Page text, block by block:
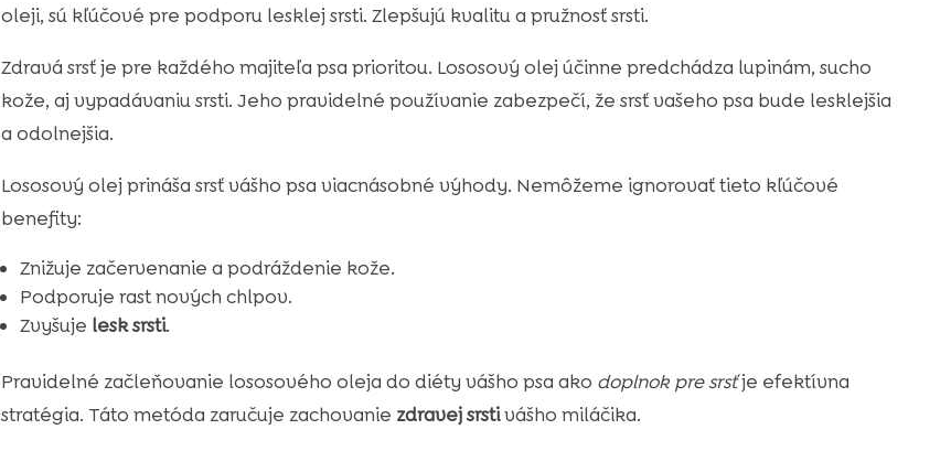
oleji, sú kľúčové pre podporu lesklej srsti. Zlepšujú kvalitu a pružnosť srsti.
Zdravá srsť je pre každého majiteľa psa prioritou. Lososový olej účinne predchádza lupinám, sucho
kože, aj vypadávaniu srsti. Jeho pravidelné používanie zabezpečí, že srsť vašeho psa bude lesklejšia
a odolnejšia.
Lososový olej prináša srsť vášho psa viacnásobné výhody. Nemôžeme ignorovať tieto kľúčové
benefity:
Znižuje začervenanie a podráždenie kože.
Podporuje rast nových chlpov.
Zvyšuje lesk srsti.
Pravidelné začleňovanie lososového oleja do diéty vášho psa ako doplnok pre srsťje efektívna
stratégia. Táto metóda zaručuje zachovanie zdravej srstivášho miláčika.